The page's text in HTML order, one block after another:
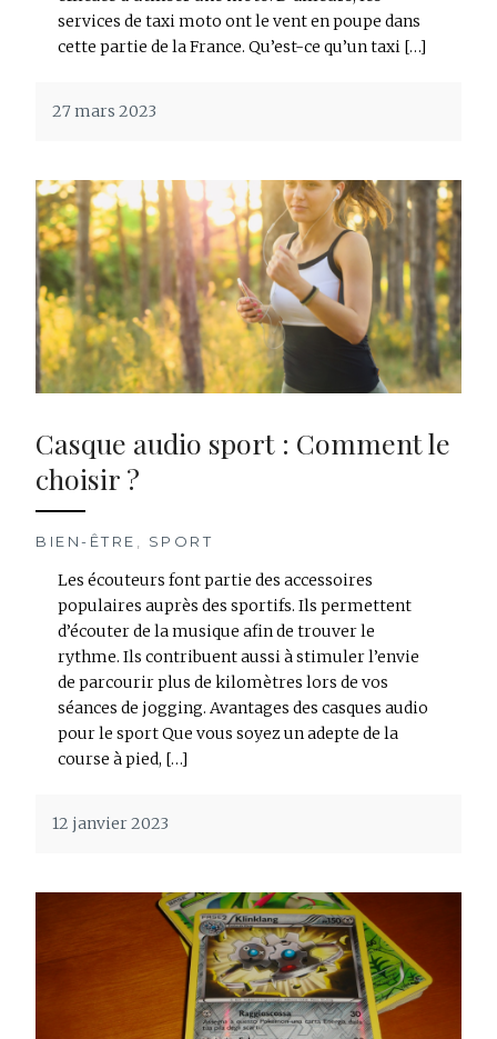
services de taxi moto ont le vent en poupe dans
cette partie de la France. Qu’est-ce qu’un taxi […]
27 mars 2023
Casque audio sport : Comment le
choisir ?
BIEN-ÊTRE , SPORT
Les écouteurs font partie des accessoires
populaires auprès des sportifs. Ils permettent
d’écouter de la musique afin de trouver le
rythme. Ils contribuent aussi à stimuler l’envie
de parcourir plus de kilomètres lors de vos
séances de jogging. Avantages des casques audio
pour le sport Que vous soyez un adepte de la
course à pied, […]
12 janvier 2023